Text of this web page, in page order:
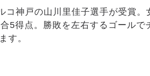
コ神戸の山川里佳子選手が受賞。
5得点。勝敗を左右するゴール
す。